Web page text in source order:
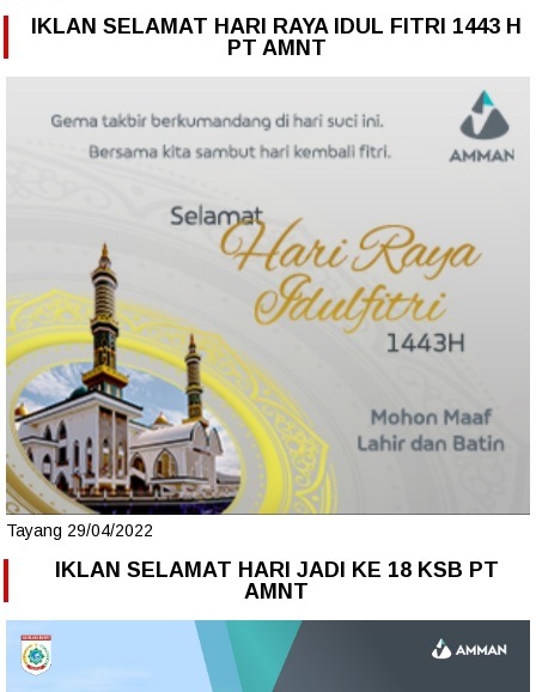
IKLAN SELAMAT HARI RAYA IDUL FITRI 1443 H
PT AMNT
Tayang 29/04/2022
IKLAN SELAMAT HARI JADI KE 18 KSB PT
AMNT